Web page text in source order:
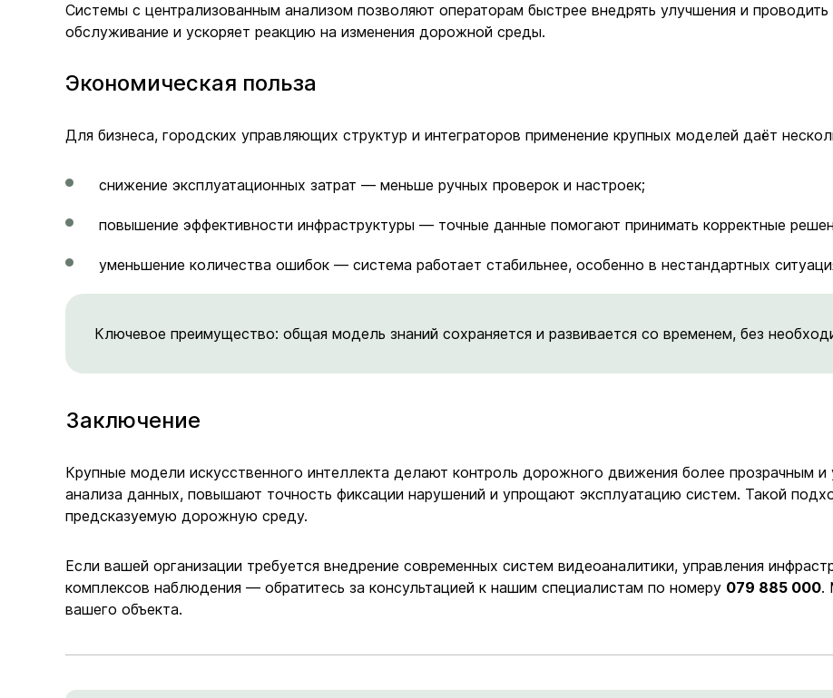
Системы с централизованным анализом позволяют операторам быстрее внедрять улучшения и
обслуживание и ускоряет реакцию на изменения дорожной среды.
Экономическая польза
Для бизнеса, городских управляющих структур и интеграторов применение крупных моделей даёт
снижение эксплуатационных затрат — меньше ручных проверок и настроек;
повышение эффективности инфраструктуры — точные данные помогают принимать корректные
уменьшение количества ошибок — система работает стабильнее, особенно в нестандартных
Ключевое преимущество: общая модель знаний сохраняется и развивается со временем, без
Заключение
Крупные модели искусственного интеллекта делают контроль дорожного движения более прозрачным
анализа данных, повышают точность фиксации нарушений и упрощают эксплуатацию систем. Такой
предсказуемую дорожную среду.
Если вашей организации требуется внедрение современных систем видеоаналитики, управления
комплексов наблюдения — обратитесь за консультацией к нашим специалистам по номеру 079 885 000.
вашего объекта.